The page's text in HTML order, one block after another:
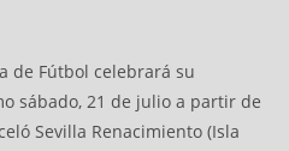
de Fútbol celebrará su
sábado, 21 de julio a partir de
Sevilla Renacimiento (Isla